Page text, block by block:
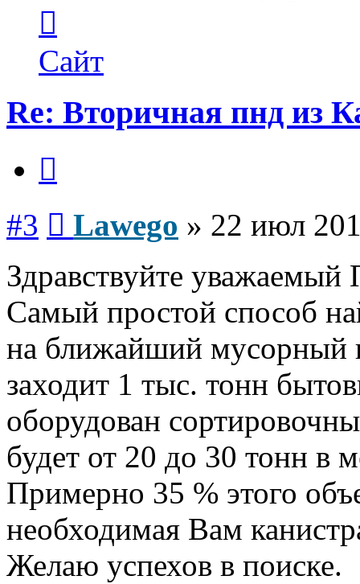
пользователя
Lawego
Сайт
Re: Вторичная пнд из
#3 Lawego » 22 июл
Здравствуйте
Самый простой способ
на ближайший мусорный
заходит 1 тыс. тонн
оборудован
будет от 20 до 30 тонн в
Примерно 35 % этого
необходимая Вам
Желаю успехов в поиске.